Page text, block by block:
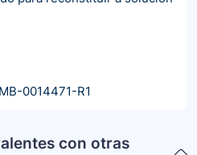
0014471-R1
con otras